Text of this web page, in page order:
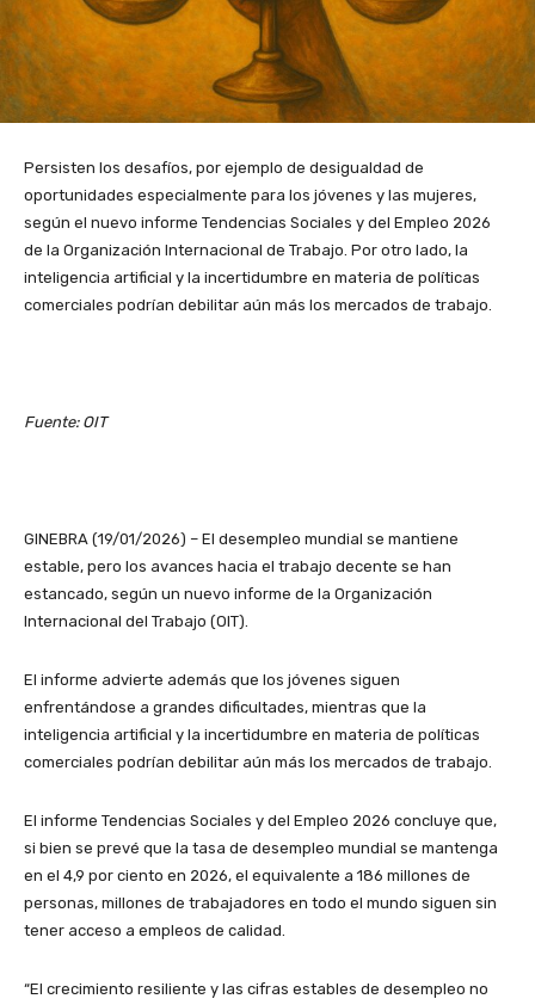
Persisten los desafíos, por ejemplo de desigualdad de
oportunidades especialmente para los jóvenes y las mujeres,
según el nuevo informe Tendencias Sociales y del Empleo 2026
de la Organización Internacional de Trabajo. Por otro lado, la
inteligencia artificial y la incertidumbre en materia de políticas
comerciales podrían debilitar aún más los mercados de trabajo.
Fuente: OIT
GINEBRA (19/01/2026) – El desempleo mundial se mantiene
estable, pero los avances hacia el trabajo decente se han
estancado, según un nuevo informe de la Organización
Internacional del Trabajo (OIT).
El informe advierte además que los jóvenes siguen
enfrentándose a grandes dificultades, mientras que la
inteligencia artificial y la incertidumbre en materia de políticas
comerciales podrían debilitar aún más los mercados de trabajo.
El informe Tendencias Sociales y del Empleo 2026 concluye que,
si bien se prevé que la tasa de desempleo mundial se mantenga
en el 4,9 por ciento en 2026, el equivalente a 186 millones de
personas, millones de trabajadores en todo el mundo siguen sin
tener acceso a empleos de calidad.
“El crecimiento resiliente y las cifras estables de desempleo no